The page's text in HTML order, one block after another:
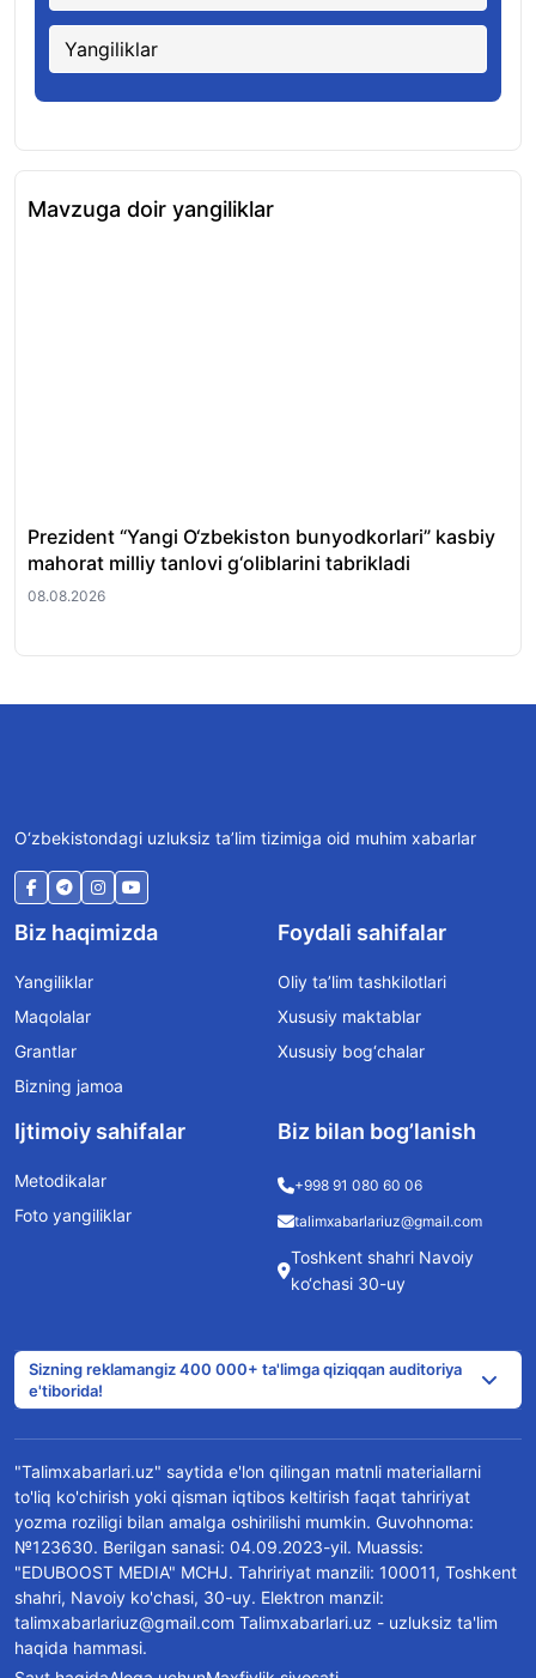
Yangiliklar
Mavzuga doir yangiliklar
Prezident “Yangi O‘zbekiston bunyodkorlari” kasbiy
mahorat milliy tanlovi g‘oliblarini tabrikladi
08.08.2026
O‘zbekistondagi uzluksiz ta’lim tizimiga oid muhim xabarlar
Biz haqimizda
Yangiliklar
Maqolalar
Grantlar
Bizning jamoa
Foydali sahifalar
Oliy ta’lim tashkilotlari
Xususiy maktablar
Xususiy bog‘chalar
Ijtimoiy sahifalar
Metodikalar
Foto yangiliklar
Biz bilan bog’lanish
+998 91 080 60 06
talimxabarlariuz@gmail.com
Toshkent shahri Navoiy
ko‘chasi 30-uy
Sizning reklamangiz 400 000+ ta'limga qiziqqan auditoriya
e'tiborida!
"Talimxabarlari.uz" saytida e'lon qilingan matnli materiallarni
to'liq ko'chirish yoki qisman iqtibos keltirish faqat tahririyat
yozma roziligi bilan amalga oshirilishi mumkin. Guvohnoma:
№123630. Berilgan sanasi: 04.09.2023-yil. Muassis:
"EDUBOOST MEDIA" MCHJ. Tahririyat manzili: 100011, Toshkent
shahri, Navoiy ko'chasi, 30-uy. Elektron manzil:
talimxabarlariuz@gmail.com Talimxabarlari.uz - uzluksiz ta'lim
haqida hammasi.